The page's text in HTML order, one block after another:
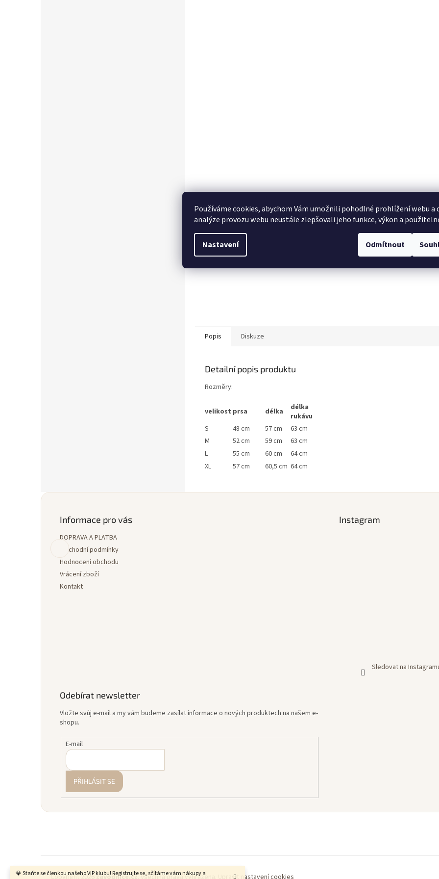
Používáme cookies, abychom Vám umožnili pohodlné prohlížení webu a
analýze provozu webu neustále zlepšovali jeho funkce, výkon a
Nastavení Odmítnout
💎 Staňte se členkou našeho VIP klubu! Registrujte se, sčítáme vám nákupy a
Popis Diskuze
Detailní popis produktu
Rozměry:
velikost prsa délka
délka
rukávu
S
48 cm 57 cm
63 cm
M
52 cm 59 cm
63 cm
L
55 cm 60 cm
64 cm
XL
57 cm 60,5 cm 64 cm
Informace pro vás
DOPRAVA A PLATBA
Obchodní podmínky
Hodnocení obchodu
Vrácení zboží
Kontakt
Instagram
Sledovat na
Odebírat newsletter
Vložte svůj e-mail a my vám budeme zasílat informace o nových produktech na našem e-
shopu.
E-mail
PŘIHLÁSIT SE